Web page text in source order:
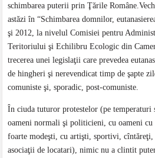
schimbarea puterii prin Ţările
astăzi în “Schimbarea domnilor,
şi 2012, la nivelul Comisiei pentru
Teritoriului şi Echilibru Ecologic din
trecerea unei legislaţii care prevedea
de hingheri şi nerevendicat timp de şapte
comuniste şi, sporadic, post-comuniste.
În ciuda tuturor protestelor (pe temperaturi
oameni normali şi politicieni, cu oameni
foarte modeşti, cu artişti, sportivi,
asociaţii de locatari), nimic nu a clintit